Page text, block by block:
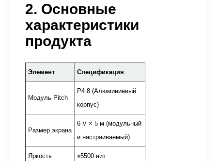
2. Основные
характеристики
продукта
Элемент Спецификация
Модуль Pitch
P4.8 (Алюминиевый
корпус)
Размер экрана
6 м × 5 м (модульный
и настраиваемый)
Яркость ≥5500 нит